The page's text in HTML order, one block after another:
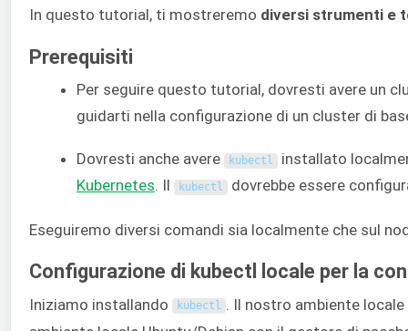
In questo tutorial, ti mostreremo diversi strumenti e
Prerequisiti
Per seguire questo tutorial, dovresti avere un
guidarti nella configurazione di un cluster di
Dovresti anche avere kubectl installato
Kubernetes. Il kubectl dovrebbe essere
Eseguiremo diversi comandi sia localmente che sul
Configurazione di kubectl locale per la
Iniziamo installando kubectl . Il nostro ambiente